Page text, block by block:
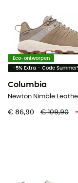
Eco-ontworpen
-5% Extra - Code
Columbia
€ 86,90 € 109,90 -